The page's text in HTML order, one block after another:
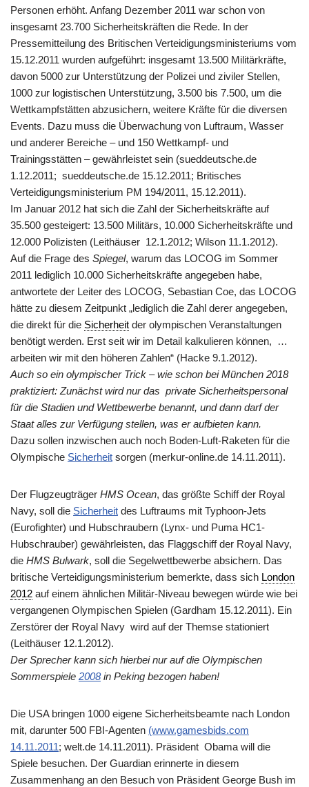
Personen erhöht. Anfang Dezember 2011 war schon von
insgesamt 23.700 Sicherheitskräften die Rede. In der
Pressemitteilung des Britischen Verteidigungsministeriums vom
15.12.2011 wurden aufgeführt: insgesamt 13.500 Militärkräfte,
davon 5000 zur Unterstützung der Polizei und ziviler Stellen,
1000 zur logistischen Unterstützung, 3.500 bis 7.500, um die
Wettkampfstätten abzusichern, weitere Kräfte für die diversen
Events. Dazu muss die Überwachung von Luftraum, Wasser
und anderer Bereiche – und 150 Wettkampf- und
Trainingsstätten – gewährleistet sein (sueddeutsche.de
1.12.2011; sueddeutsche.de 15.12.2011; Britisches
Verteidigungsministerium PM 194/2011, 15.12.2011).
Im Januar 2012 hat sich die Zahl der Sicherheitskräfte auf
35.500 gesteigert: 13.500 Militärs, 10.000 Sicherheitskräfte und
12.000 Polizisten (Leithäuser 12.1.2012; Wilson 11.1.2012).
Auf die Frage des Spiegel, warum das LOCOG im Sommer
2011 lediglich 10.000 Sicherheitskräfte angegeben habe,
antwortete der Leiter des LOCOG, Sebastian Coe, das LOCOG
hätte zu diesem Zeitpunkt „lediglich die Zahl derer angegeben,
die direkt für die Sicherheit der olympischen Veranstaltungen
benötigt werden. Erst seit wir im Detail kalkulieren können, …
arbeiten wir mit den höheren Zahlen“ (Hacke 9.1.2012).
Auch so ein olympischer Trick – wie schon bei München 2018
praktiziert: Zunächst wird nur das private Sicherheitspersonal
für die Stadien und Wettbewerbe benannt, und dann darf der
Staat alles zur Verfügung stellen, was er aufbieten kann.
Dazu sollen inzwischen auch noch Boden-Luft-Raketen für die
Olympische Sicherheit sorgen (merkur-online.de 14.11.2011).
Der Flugzeugträger HMS Ocean, das größte Schiff der Royal
Navy, soll die Sicherheit des Luftraums mit Typhoon-Jets
(Eurofighter) und Hubschraubern (Lynx- und Puma HC1-
Hubschrauber) gewährleisten, das Flaggschiff der Royal Navy,
die HMS Bulwark, soll die Segelwettbewerbe absichern. Das
britische Verteidigungsministerium bemerkte, dass sich London
2012 auf einem ähnlichen Militär-Niveau bewegen würde wie bei
vergangenen Olympischen Spielen (Gardham 15.12.2011). Ein
Zerstörer der Royal Navy wird auf der Themse stationiert
(Leithäuser 12.1.2012).
Der Sprecher kann sich hierbei nur auf die Olympischen
Sommerspiele 2008in Peking bezogen haben!
Die USA bringen 1000 eigene Sicherheitsbeamte nach London
mit, darunter 500 FBI-Agenten (www.gamesbids.com
14.11.2011; welt.de 14.11.2011). Präsident Obama will die
Spiele besuchen. Der Guardian erinnerte in diesem
Zusammenhang an den Besuch von Präsident George Bush im